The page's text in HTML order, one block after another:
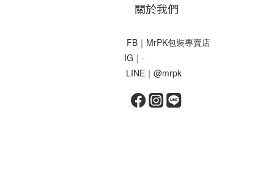
關於我們
FB｜MrPK包裝專賣店
IG｜-
LINE｜@mrpk